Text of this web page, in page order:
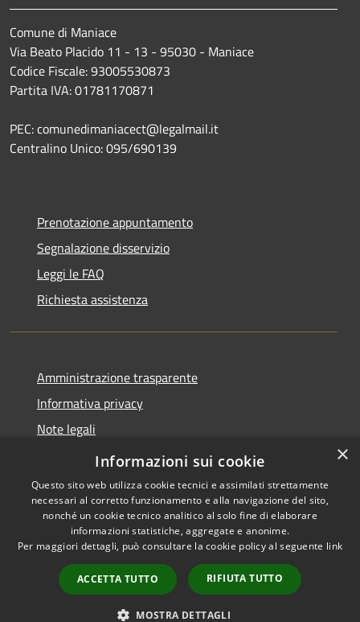
Comune di Maniace
Via Beato Placido 11 - 13 - 95030 - Maniace
Codice Fiscale: 93005530873
Partita IVA: 01781170871
PEC: comunedimaniacect@legalmail.it
Centralino Unico: 095/690139
Prenotazione appuntamento
Segnalazione disservizio
Leggi le FAQ
Richiesta assistenza
Amministrazione trasparente
Informativa privacy
Note legali
Dichiarazione di accessibilità
Accessibilità
Copyright © 2026 • Comune di
Maniace • Powered by
Municipium•
Accesso
redazione
×
Informazioni sui cookie
Questo sito web utilizza cookie tecnici e assimilati strettamente
necessari al corretto funzionamento e alla navigazione del sito,
nonché un cookie tecnico analitico al solo fine di elaborare
informazioni statistiche, aggregate e anonime.
Per maggiori dettagli, può consultare la cookie policy al seguente link
ACCETTA TUTTO RIFIUTA TUTTO
MOSTRA DETTAGLI